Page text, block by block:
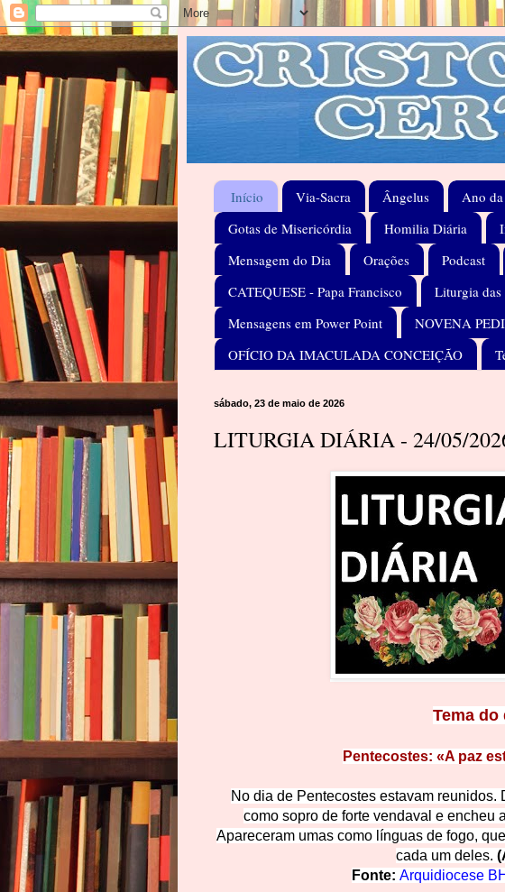
Início Via-Sacra Ângelus Ano
Gotas de Misericórdia
Homilia Diária
Mensagem do Dia
Orações Podcast
CATEQUESE - Papa Francisco
Liturgia das
Mensagens em Power Point
NOVENA
OFÍCIO DA IMACULADA CONCEIÇÃO
sábado, 23 de maio de 2026
LITURGIA DIÁRIA - 24/05/
Tema do
Pentecostes: «A paz
No dia de Pentecostes estavam
como sopro de forte vendaval e encheu
Apareceram umas como línguas de fogo,
cada um deles.
Fonte: Arquidiocese